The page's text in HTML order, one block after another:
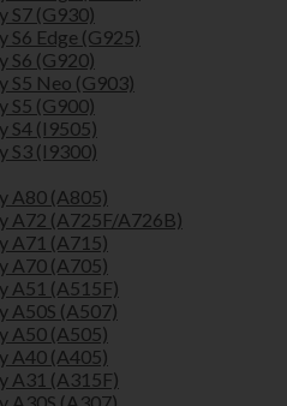
S7 (G930)
S6 Edge (G925)
S6 (G920)
S5 Neo (G903)
S5 (G900)
S4 (I9505)
S3 (I9300)
A80 (A805)
A72 (A725F/A726B)
A71 (A715)
A70 (A705)
A51 (A515F)
A50S (A507)
A50 (A505)
A40 (A405)
A31 (A315F)